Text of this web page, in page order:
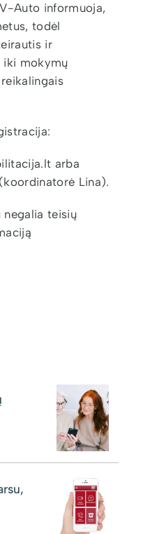
Auto informuoja,
todėl
ir
iki mokymų
arba
Lina).
negalia teisių